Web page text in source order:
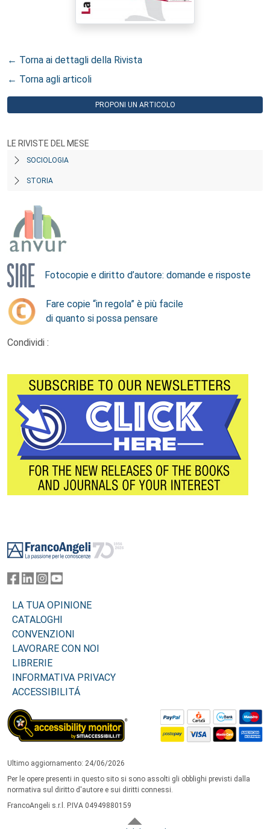
← Torna ai dettagli della Rivista
← Torna agli articoli
PROPONI UN ARTICOLO
LE RIVISTE DEL MESE
SOCIOLOGIA
STORIA
Fotocopie e diritto d’autore: domande e risposte
Fare copie “in regola” è più facile
di quanto si possa pensare
Condividi :
LA TUA OPINIONE
CATALOGHI
CONVENZIONI
LAVORARE CON NOI
LIBRERIE
INFORMATIVA PRIVACY
ACCESSIBILITÁ
Ultimo aggiornamento: 24/06/2026
Per le opere presenti in questo sito si sono assolti gli obblighi previsti dalla
normativa sul diritto d'autore e sui diritti connessi.
FrancoAngeli s.r.l. P.IVA 04949880159